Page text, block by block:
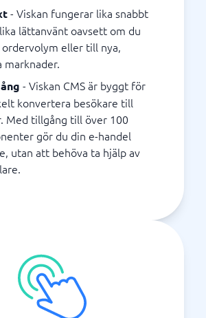
- Viskan fungerar lika snabbt
lättanvänt oavsett om du
eller till nya,
marknader.
- Viskan CMS är byggt för
konvertera besökare till
Med tillgång till över 100
gör du din e-handel
utan att behöva ta hjälp av